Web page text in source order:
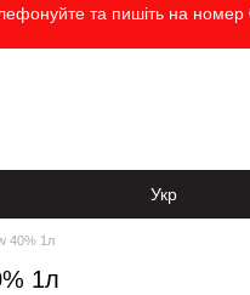
та пишіть на
Укр
40% 1л
1л